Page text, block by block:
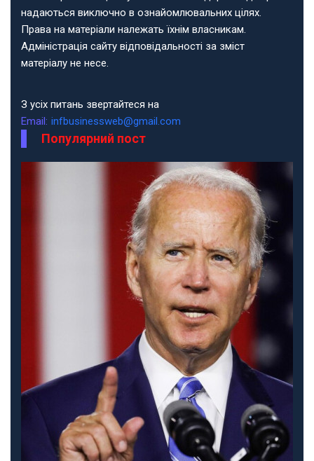
надаються виключно в ознайомлювальних цілях.
Права на матеріали належать їхнім власникам.
Адміністрація сайту відповідальності за зміст
матеріалу не несе.
З усіх питань звертайтеся на
Email: infbusinessweb@gmail.com
Популярний пост